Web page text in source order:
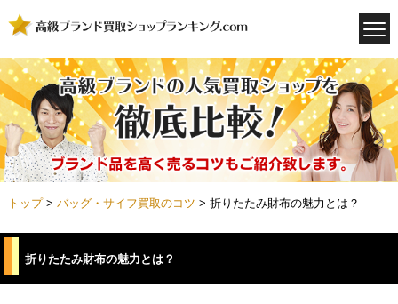
トップ> バッグ・サイフ買取のコツ > 折りたたみ財布の魅力とは？
折りたたみ財布の魅力とは？